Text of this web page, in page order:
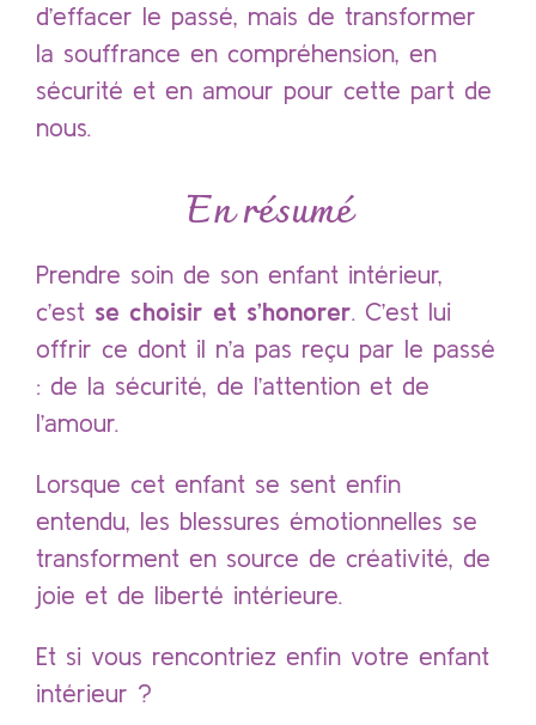
d’effacer le passé, mais de transformer
la souffrance en compréhension, en
sécurité et en amour pour cette part de
nous.
En résumé
Prendre soin de son enfant intérieur,
c’est se choisir et s’honorer. C’est lui
offrir ce dont il n’a pas reçu par le passé
: de la sécurité, de l’attention et de
l’amour.
Lorsque cet enfant se sent enfin
entendu, les blessures émotionnelles se
transforment en source de créativité, de
joie et de liberté intérieure.
Et si vous rencontriez enfin votre enfant
intérieur ?